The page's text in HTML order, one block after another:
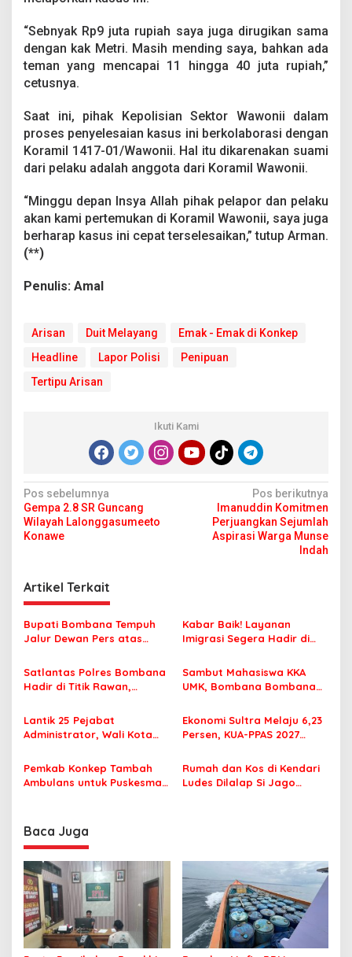
“Sebnyak Rp9 juta rupiah saya juga dirugikan sama
dengan kak Metri. Masih mending saya, bahkan ada
teman yang mencapai 11 hingga 40 juta rupiah,”
cetusnya.
Saat ini, pihak Kepolisian Sektor Wawonii dalam
proses penyelesaian kasus ini berkolaborasi dengan
Koramil 1417-01/Wawonii. Hal itu dikarenakan suami
dari pelaku adalah anggota dari Koramil Wawonii.
“Minggu depan Insya Allah pihak pelapor dan pelaku
akan kami pertemukan di Koramil Wawonii, saya juga
berharap kasus ini cepat terselesaikan,” tutup Arman.
(**)
Penulis: Amal
Arisan Duit Melayang
Emak - Emak di Konkep
Headline
Lapor Polisi
Penipuan
Tertipu Arisan
Ikuti Kami
N
a
v
g
a
s
p
o
s
Pos sebelumnya
Gempa 2.8 SR Guncang
Wilayah Lalonggasumeeto
Konawe
Pos berikutnya
Imanuddin Komitmen
Perjuangkan Sejumlah
Aspirasi Warga Munse
Indah
Artikel Terkait
Bupati Bombana Tempuh
Jalur Dewan Pers atas
Korupsi Jembatan Cirauci II
Kabar Baik! Layanan
Imigrasi Segera Hadir di
Perlu Lagi ke Kendari
Satlantas Polres Bombana
Hadir di Titik Rawan,
Sekolah dengan Aman
Sambut Mahasiswa KKA
UMK, Bombana Bombana
Sasaran
Lantik 25 Pejabat
Administrator, Wali Kota
Berintegritas dan
Profesional Layani
Ekonomi Sultra Melaju 6,23
Persen, KUA-PPAS 2027
Pemkab Konkep Tambah
Ambulans untuk Puskesmas
Rumah dan Kos di Kendari
Ludes Dilalap Si Jago
Baca Juga